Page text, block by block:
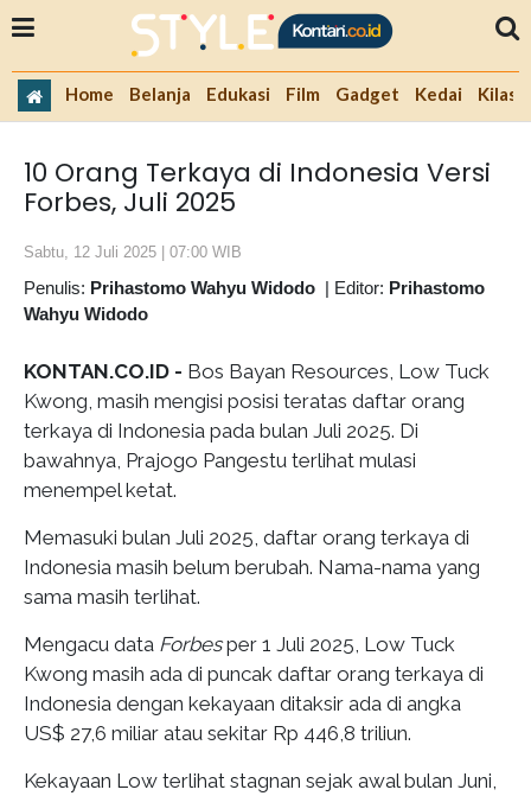
Home Belanja Edukasi Film Gadget Kedai Kilas
10 Orang Terkaya di Indonesia Versi
Forbes, Juli 2025
Sabtu, 12 Juli 2025 | 07:00 WIB
Penulis: Prihastomo Wahyu Widodo | Editor: Prihastomo
Wahyu Widodo
KONTAN.CO.ID - Bos Bayan Resources, Low Tuck
Kwong, masih mengisi posisi teratas daftar orang
terkaya di Indonesia pada bulan Juli 2025. Di
bawahnya, Prajogo Pangestu terlihat mulasi
menempel ketat.
Memasuki bulan Juli 2025, daftar orang terkaya di
Indonesia masih belum berubah. Nama-nama yang
sama masih terlihat.
Mengacu data Forbesper 1 Juli 2025, Low Tuck
Kwong masih ada di puncak daftar orang terkaya di
Indonesia dengan kekayaan ditaksir ada di angka
US$ 27,6 miliar atau sekitar Rp 446,8 triliun.
Kekayaan Low terlihat stagnan sejak awal bulan Juni,